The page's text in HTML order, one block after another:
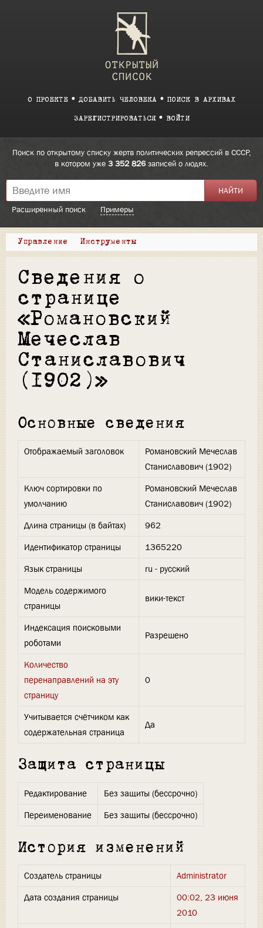
О ПРОЕКТЕ ДОБАВИТЬ ЧЕЛОВЕКА ПОИСК В АРХИВАХ
ЗАРЕГИСТРИРОВАТЬСЯ ВОЙТИ
Поиск по открытому списку жертв политических репрессий в СССР,
в котором уже 3 352 826записей о людях.
Расширенный поиск Примеры
Управление Инструменты
Сведения о
странице
«Романовский
Мечеслав
Станиславович
(1902)»
Основные сведения
Отображаемый заголовок
Романовский Мечеслав
Станиславович (1902)
Ключ сортировки по
умолчанию
Романовский Мечеслав
Станиславович (1902)
Длина страницы (в байтах)
962
Идентификатор страницы
1365220
Язык страницы
ru - русский
Модель содержимого
страницы
вики-текст
Индексация поисковыми
роботами
Разрешено
Количество
перенаправлений на эту
страницу
0
Учитывается счётчиком как
содержательная страница
Да
Защита страницы
Редактирование
Без защиты (бессрочно)
Переименование
Без защиты (бессрочно)
История изменений
Создатель страницы
Administrator
Дата создания страницы
00:02, 23 июня
2010